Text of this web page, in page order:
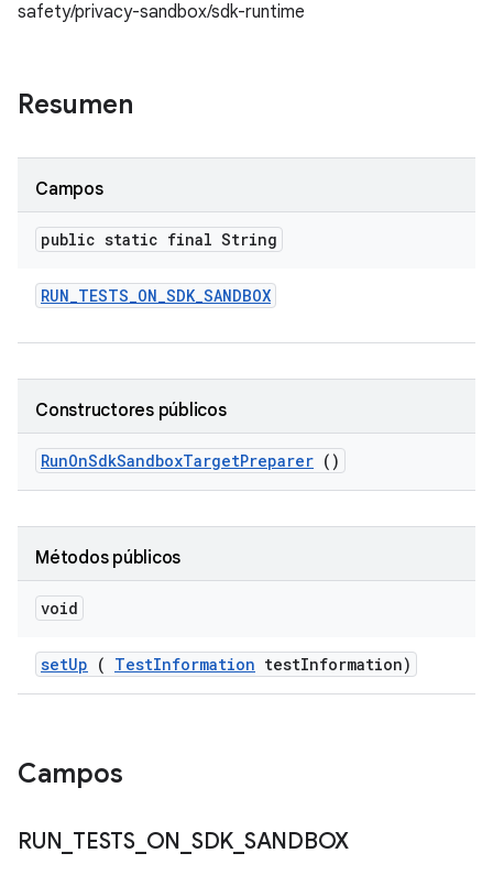
safety/privacy-sandbox/sdk-runtime
Resumen
Campos
public static final String
RUN_TESTS_ON_SDK_SANDBOX
Constructores públicos
RunOnSdkSandboxTargetPreparer ()
Métodos públicos
void
setUp ( TestInformation testInformation)
Campos
RUN TESTS_ ON SDK SANDBOX